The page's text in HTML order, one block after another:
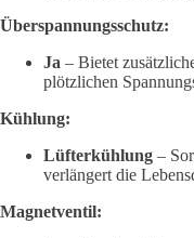
Überspannungsschutz:
Ja – Bietet
plötzlichen
Kühlung:
Lüfterkühlung –
verlängert die
Magnetventil: